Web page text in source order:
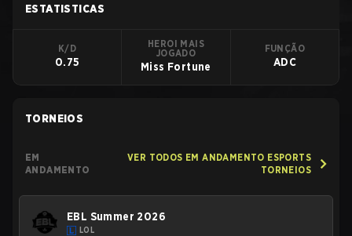
ESTATISTICAS
K/D
0.75
HEROI MAIS
JOGADO
Miss Fortune
FUNÇÃO
ADC
TORNEIOS
EM
ANDAMENTO
VER TODOS EM ANDAMENTO ESPORTS
TORNEIOS
EBL Summer 2026
LOL